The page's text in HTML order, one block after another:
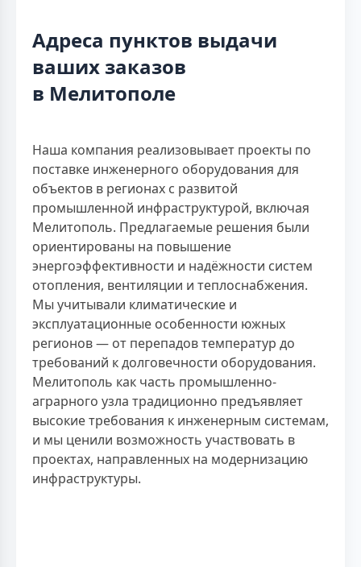
Адреса пунктов выдачи
ваших заказов
в Мелитополе
Наша компания реализовывает проекты по
поставке инженерного оборудования для
объектов в регионах с развитой
промышленной инфраструктурой, включая
Мелитополь. Предлагаемые решения были
ориентированы на повышение
энергоэффективности и надёжности систем
отопления, вентиляции и теплоснабжения.
Мы учитывали климатические и
эксплуатационные особенности южных
регионов — от перепадов температур до
требований к долговечности оборудования.
Мелитополь как часть промышленно-
аграрного узла традиционно предъявляет
высокие требования к инженерным системам,
и мы ценили возможность участвовать в
проектах, направленных на модернизацию
инфраструктуры.